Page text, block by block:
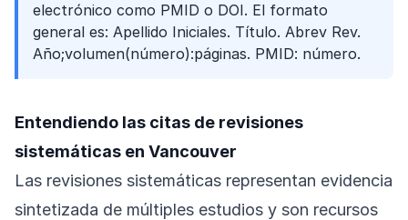
electrónico como PMID o DOI. El formato
general es: Apellido Iniciales. Título. Abrev Rev.
Año;volumen(número):páginas. PMID: número.
Entendiendo las citas de revisiones
sistemáticas en Vancouver
Las revisiones sistemáticas representan evidencia
sintetizada de múltiples estudios y son recursos